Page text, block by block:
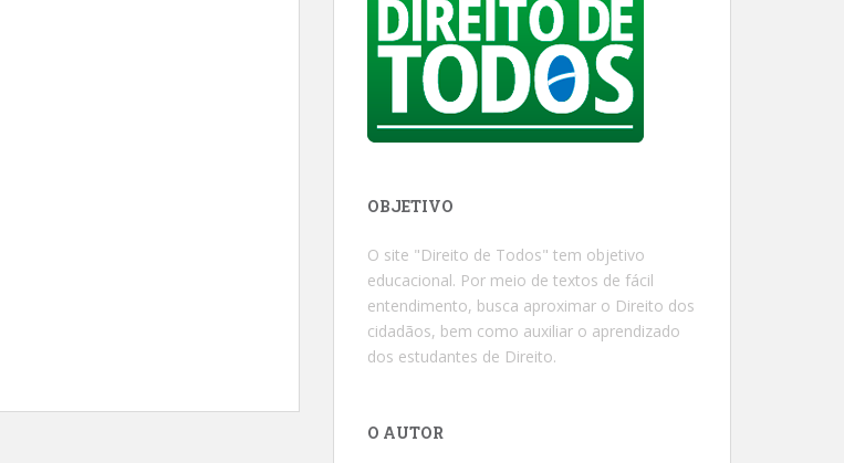
OBJETIVO
O site "Direito de Todos" tem objetivo
educacional. Por meio de textos de fácil
entendimento, busca aproximar o Direito dos
cidadãos, bem como auxiliar o aprendizado
dos estudantes de Direito.
O AUTOR